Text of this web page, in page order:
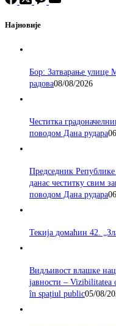
Најновије
Бор: Затварање улице
радова08/08/2026
Честитка
поводом Дана рудара
Председник
данас честитку свим
поводом Дана рудара
Текија домаћин 42.
Видљивост влашке
јавности – Vizibilitatea
în spațiul public05/08/